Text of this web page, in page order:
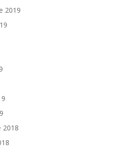
2019
2018